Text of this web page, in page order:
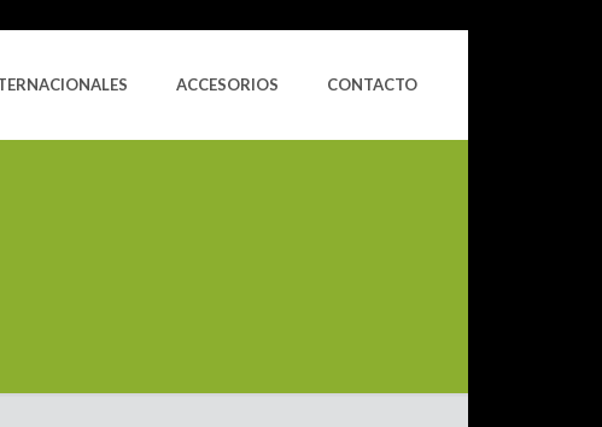
ACCESORIOS CONTACTO